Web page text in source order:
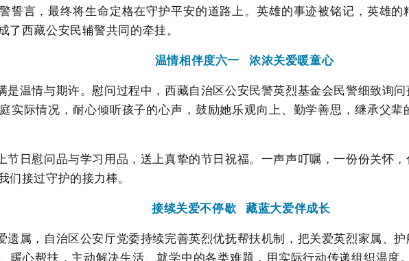
誓言，最终将生命定格在守护平安的道路上。英雄的事迹被铭记，英雄
了西藏公安民辅警共同的牵挂。
温情相伴度六一浓浓关爱暖童心
是温情与期许。慰问过程中，西藏自治区公安民警英烈基金会民警细致询
实际情况，耐心倾听孩子的心声 ， 鼓励她乐观向上、勤学善思，继承父
节日慰问品与学习用品，送上真挚的节日祝福。一声声叮嘱，一份份关怀
们接过守护的接力棒。
接续关爱不停歇藏蓝大爱伴成长
遗属，自治区公安厅党委持续完善英烈优抚帮扶机制，把关爱英烈家属、
暖心帮扶，主动解决生活、就学中的各类难题，用实际行动传递组织温度。